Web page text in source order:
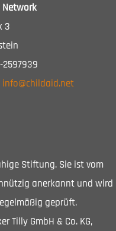
3
2597939
info@childaid.net
Stiftung. Sie ist vom
anerkannt und wird
geprüft.
Tilly GmbH & Co. KG,